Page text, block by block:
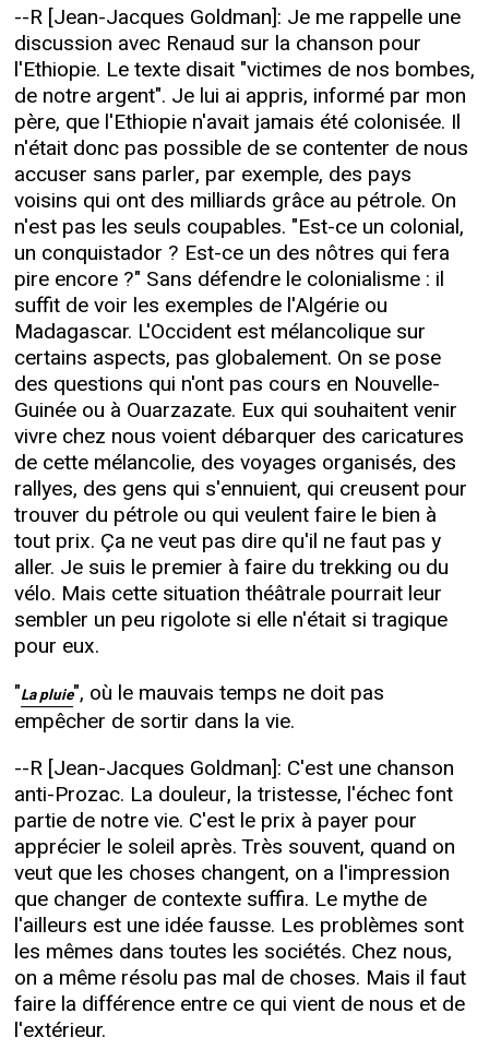
--R [Jean-Jacques Goldman]: Je me rappelle une
discussion avec Renaud sur la chanson pour
l'Ethiopie. Le texte disait "victimes de nos bombes,
de notre argent". Je lui ai appris, informé par mon
père, que l'Ethiopie n'avait jamais été colonisée. Il
n'était donc pas possible de se contenter de nous
accuser sans parler, par exemple, des pays
voisins qui ont des milliards grâce au pétrole. On
n'est pas les seuls coupables. "Est-ce un colonial,
un conquistador ? Est-ce un des nôtres qui fera
pire encore ?" Sans défendre le colonialisme : il
suffit de voir les exemples de l'Algérie ou
Madagascar. L'Occident est mélancolique sur
certains aspects, pas globalement. On se pose
des questions qui n'ont pas cours en Nouvelle-
Guinée ou à Ouarzazate. Eux qui souhaitent venir
vivre chez nous voient débarquer des caricatures
de cette mélancolie, des voyages organisés, des
rallyes, des gens qui s'ennuient, qui creusent pour
trouver du pétrole ou qui veulent faire le bien à
tout prix. Ça ne veut pas dire qu'il ne faut pas y
aller. Je suis le premier à faire du trekking ou du
vélo. Mais cette situation théâtrale pourrait leur
sembler un peu rigolote si elle n'était si tragique
pour eux.
"La pluie", où le mauvais temps ne doit pas
empêcher de sortir dans la vie.
--R [Jean-Jacques Goldman]: C'est une chanson
anti-Prozac. La douleur, la tristesse, l'échec font
partie de notre vie. C'est le prix à payer pour
apprécier le soleil après. Très souvent, quand on
veut que les choses changent, on a l'impression
que changer de contexte suffira. Le mythe de
l'ailleurs est une idée fausse. Les problèmes sont
les mêmes dans toutes les sociétés. Chez nous,
on a même résolu pas mal de choses. Mais il faut
faire la différence entre ce qui vient de nous et de
l'extérieur.